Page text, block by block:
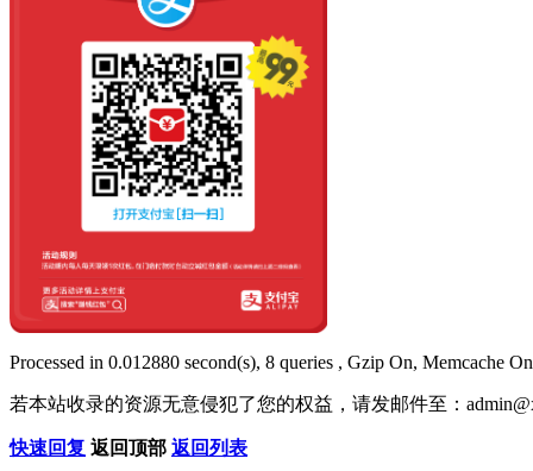
Processed in 0.012880 second(s), 8 queries , Gzip On, Memcache
若本站收录的资源无意侵犯了您的权益，请发邮件至：
快速回复 返回顶部 返回列表